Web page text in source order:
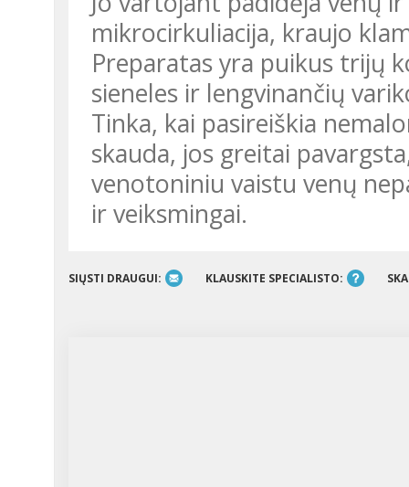
mikrocirkuliacija, kraujo
Preparatas yra puikus trijų
sieneles ir lengvinančių
Tinka, kai pasireiškia
skauda, jos greitai
venotoniniu vaistu venų
ir veiksmingai.
SIŲSTI DRAUGUI: KLAUSKITE SPECIALISTO: